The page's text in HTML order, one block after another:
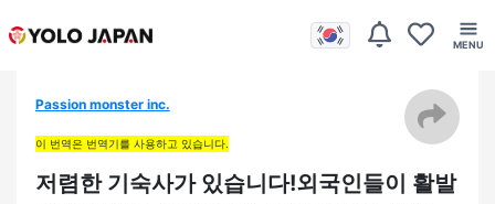
Passion monster inc.
이 번역은 번역기를 사용하고 있습니다.
저렴한 기숙사가 있습니다!외국인들이 활발